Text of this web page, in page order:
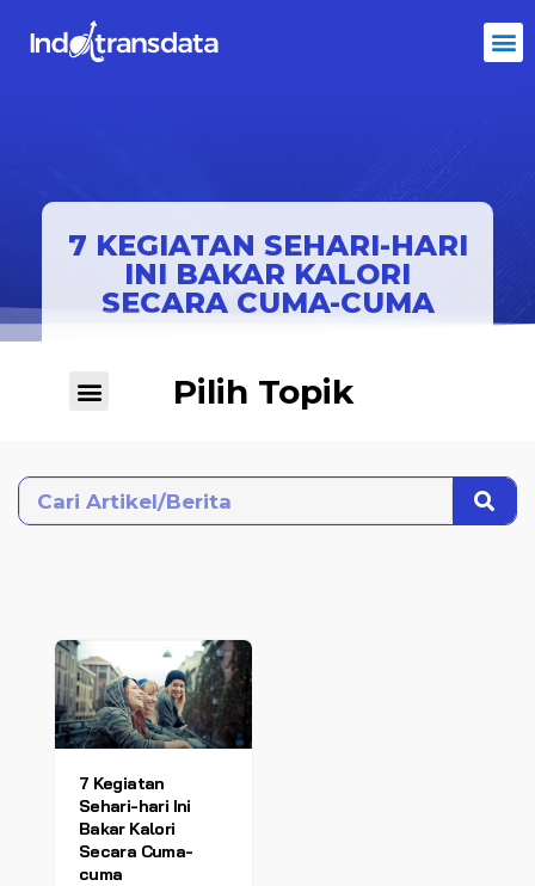
7 KEGIATAN SEHARI-HARI
INI BAKAR KALORI
SECARA CUMA-CUMA
Pilih Topik
7 Kegiatan
Sehari-hari Ini
Bakar Kalori
Secara Cuma-
cuma